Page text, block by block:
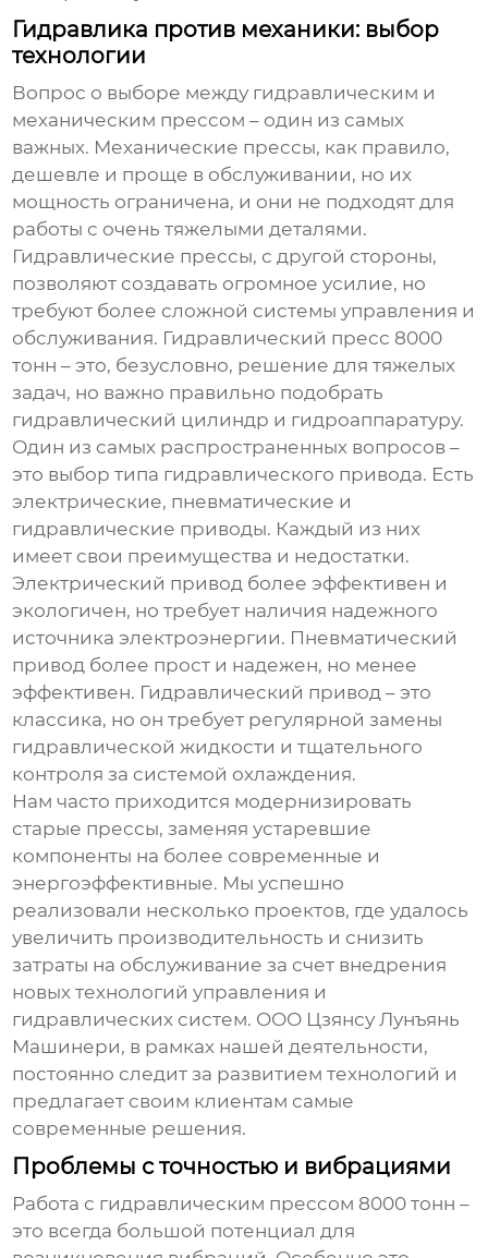
Гидравлика против механики: выбор
технологии
Вопрос о выборе между гидравлическим и
механическим прессом – один из самых
важных. Механические прессы, как правило,
дешевле и проще в обслуживании, но их
мощность ограничена, и они не подходят для
работы с очень тяжелыми деталями.
Гидравлические прессы, с другой стороны,
позволяют создавать огромное усилие, но
требуют более сложной системы управления и
обслуживания. Гидравлический пресс 8000
тонн – это, безусловно, решение для тяжелых
задач, но важно правильно подобрать
гидравлический цилиндр и гидроаппаратуру.
Один из самых распространенных вопросов –
это выбор типа гидравлического привода. Есть
электрические, пневматические и
гидравлические приводы. Каждый из них
имеет свои преимущества и недостатки.
Электрический привод более эффективен и
экологичен, но требует наличия надежного
источника электроэнергии. Пневматический
привод более прост и надежен, но менее
эффективен. Гидравлический привод – это
классика, но он требует регулярной замены
гидравлической жидкости и тщательного
контроля за системой охлаждения.
Нам часто приходится модернизировать
старые прессы, заменяя устаревшие
компоненты на более современные и
энергоэффективные. Мы успешно
реализовали несколько проектов, где удалось
увеличить производительность и снизить
затраты на обслуживание за счет внедрения
новых технологий управления и
гидравлических систем. ООО Цзянсу Лунъянь
Машинери, в рамках нашей деятельности,
постоянно следит за развитием технологий и
предлагает своим клиентам самые
современные решения.
Проблемы с точностью и вибрациями
Работа с гидравлическим прессом 8000 тонн –
это всегда большой потенциал для